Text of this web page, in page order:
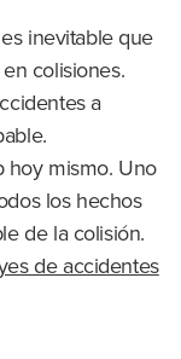
inevitable que
colisiones.
a
hoy mismo. Uno
los hechos
de la colisión.
de accidentes